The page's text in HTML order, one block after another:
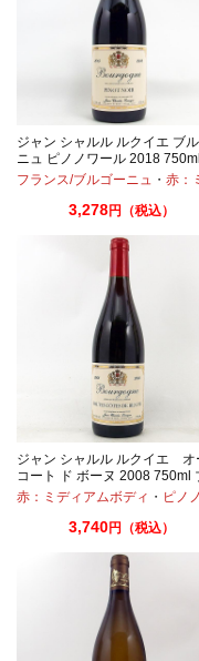
アリゴテ
ジャン シャルル ルクイエ ブ
ニュ ピノノワール 2018 750ml
フランス/ブルゴーニュ ・ 赤：ミディアムボ
3,278円（税込）
・ガメイ
ジャン シャルル ルクイエ オ
コート ド ボーヌ 2008 750ml
ゴーニュ 古酒
赤：ミディアムボディ ・ ピノノワール
3,740円（税込）